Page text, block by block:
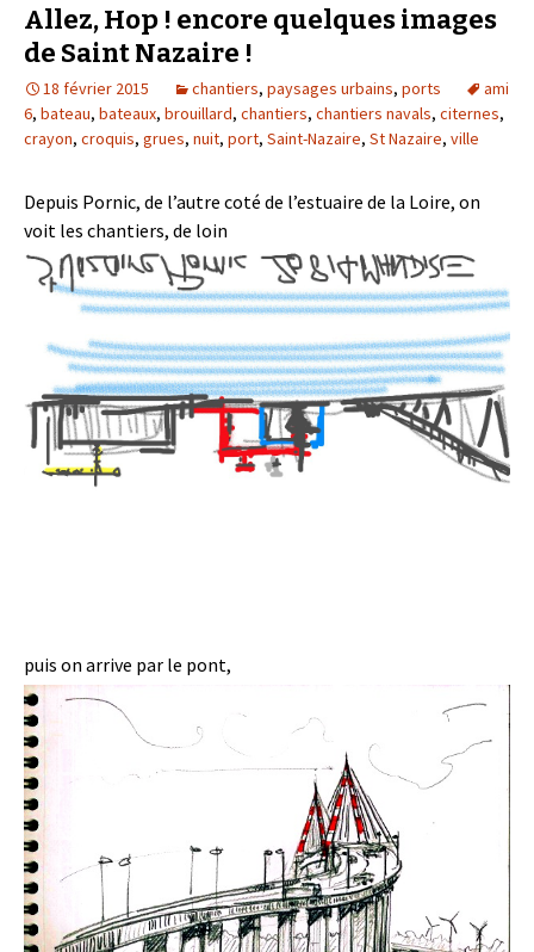
Allez, Hop ! encore quelques images
de Saint Nazaire !
18 février 2015 chantiers, paysages urbains, ports
ami
6, bateau, bateaux, brouillard, chantiers, chantiers navals, citernes,
crayon, croquis, grues, nuit, port, Saint-Nazaire, St Nazaire, ville
Depuis Pornic, de l’autre coté de l’estuaire de la Loire, on
voit les chantiers, de loin
puis on arrive par le pont,